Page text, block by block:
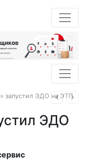
Назад
запустил ЭДО на ЭТП
ЭДО